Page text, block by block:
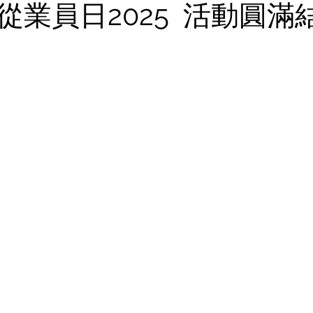
業員日2025 活動圓滿